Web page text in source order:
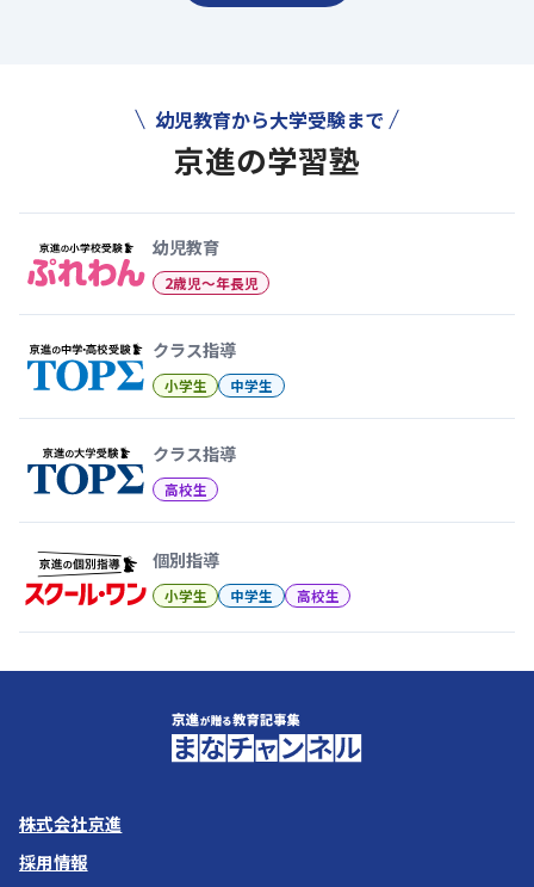
幼児教育から大学受験まで
京進の学習塾
幼児教育
2歳児〜年長児
クラス指導
小学生 中学生
クラス指導
高校生
個別指導
小学生 中学生 高校生
株式会社京進
採用情報